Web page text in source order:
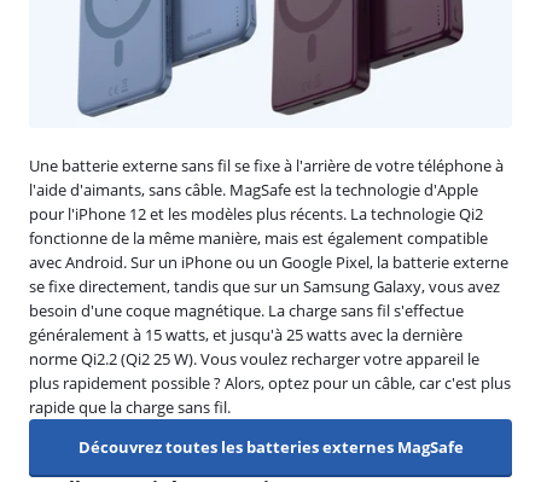
Une batterie externe sans fil se fixe à l'arrière de votre téléphone à
l'aide d'aimants, sans câble. MagSafe est la technologie d'Apple
pour l'iPhone 12 et les modèles plus récents. La technologie Qi2
fonctionne de la même manière, mais est également compatible
avec Android. Sur un iPhone ou un Google Pixel, la batterie externe
se fixe directement, tandis que sur un Samsung Galaxy, vous avez
besoin d'une coque magnétique. La charge sans fil s'effectue
généralement à 15 watts, et jusqu'à 25 watts avec la dernière
norme Qi2.2 (Qi2 25 W). Vous voulez recharger votre appareil le
plus rapidement possible ? Alors, optez pour un câble, car c'est plus
rapide que la charge sans fil.
Découvrez toutes les batteries externes MagSafe